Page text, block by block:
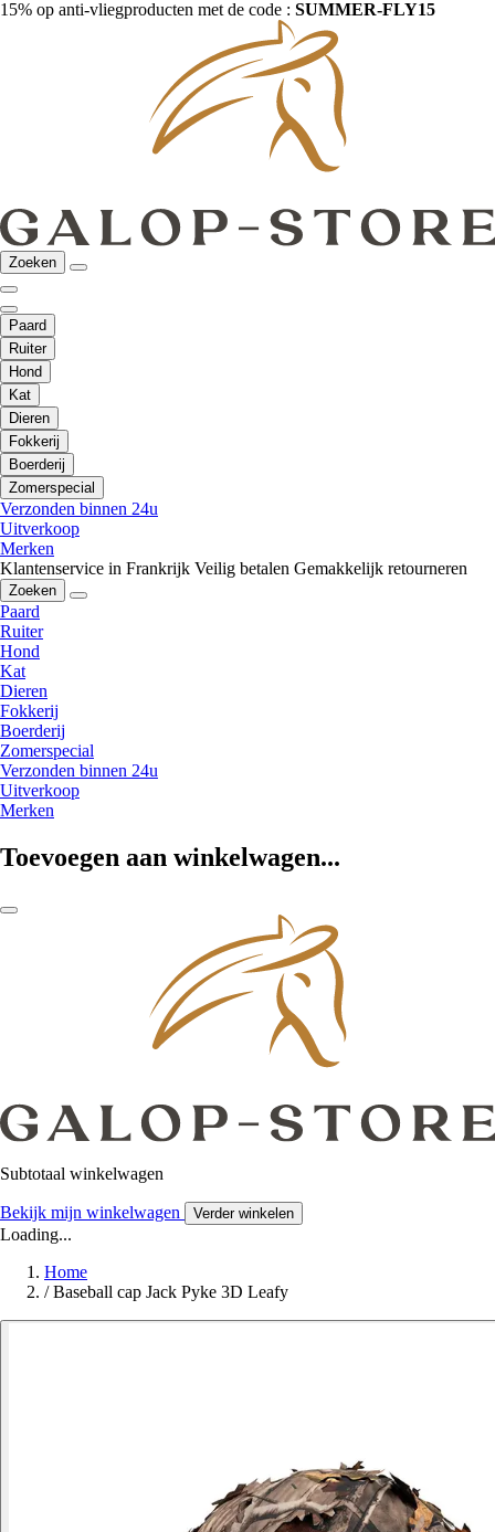
15% op anti-vliegproducten met de code : SUMMER-FLY15
Zoeken
Paard
Ruiter
Hond
Kat
Dieren
Fokkerij
Boerderij
Zomerspecial
Verzonden binnen 24u
Uitverkoop
Merken
Klantenservice in Frankrijk Veilig betalen Gemakkelijk retourneren
Zoeken
Paard
Ruiter
Hond
Kat
Dieren
Fokkerij
Boerderij
Zomerspecial
Verzonden binnen 24u
Uitverkoop
Merken
Toevoegen aan winkelwagen...
Subtotaal winkelwagen
Bekijk mijn winkelwagen Verder winkelen
Loading...
Home
/ Baseball cap Jack Pyke 3D Leafy